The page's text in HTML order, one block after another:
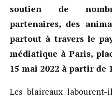
soutien de
partenaires, des
partout à travers le
médiatique à Paris,
15 mai 2022 à partir de
Les blaireaux labourent-